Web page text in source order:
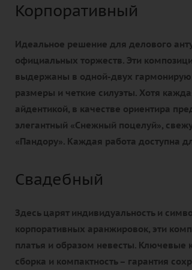
Корпоративный
Идеальное решение для делового
официальных торжеств. Эти
выдержаны в одной-двух
размеры и четкие силуэты. Хотя
айдентикой, в качестве ориентира
элегантный «Снежный поцелуй»,
«Пандору». Каждая работа доступна
Свадебный
Здесь царят индивидуальность и
корпоративных аранжировок, эти
платья и образом невесты. Ключевые
сборка и компактность – гарантия